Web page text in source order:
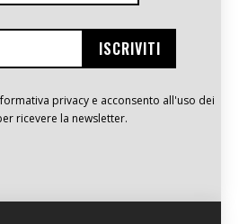
privacy e acconsento all'uso dei
ricevere la newsletter.